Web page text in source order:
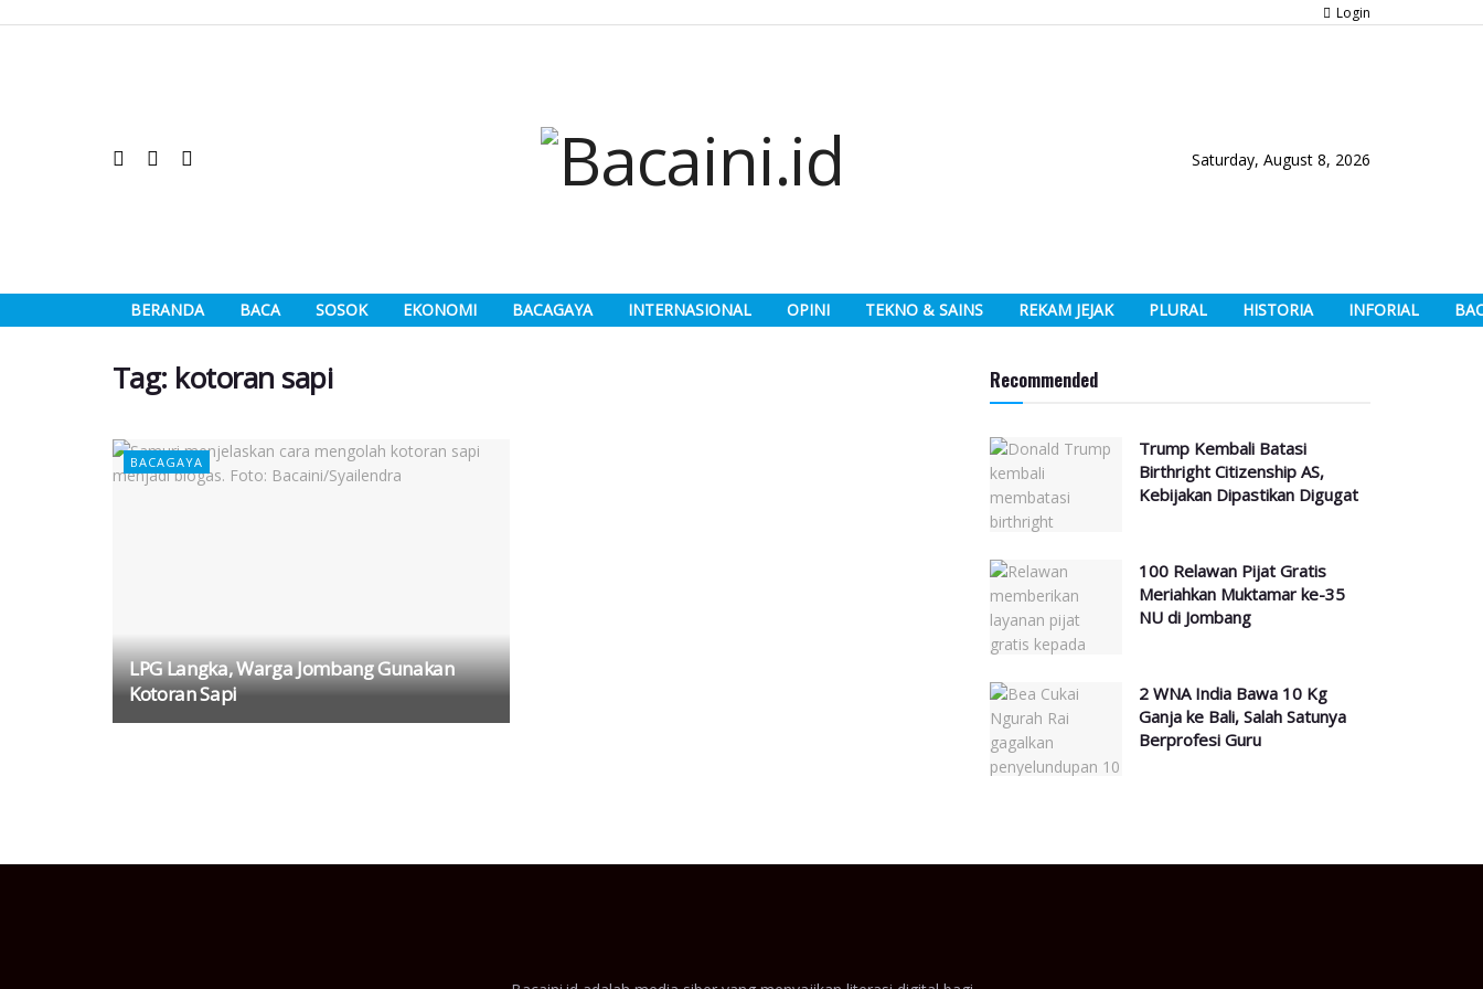
Login
Saturday, August 8, 2026
BERANDA BACA SOSOK EKONOMI BACAGAYA INTERNASIONAL OPINI TEKNO & SAINS REKAM JEJAK PLURAL HISTORIA INFORIAL
Tag: kotoran sapi
BACAGAYA
LPG Langka, Warga Jombang Gunakan
Kotoran Sapi
Recommended
Trump Kembali Batasi
Birthright Citizenship AS,
Kebijakan Dipastikan Digugat
100 Relawan Pijat Gratis
Meriahkan Muktamar ke-35
NU di Jombang
2 WNA India Bawa 10 Kg
Ganja ke Bali, Salah Satunya
Berprofesi Guru